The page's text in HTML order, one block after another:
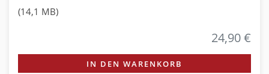
(14,1 MB)
24,90 €
IN DEN WARENKORB